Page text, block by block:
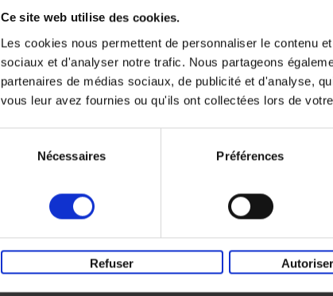
Ce site web utilise des cookies.
Les cookies nous permettent de personnaliser le contenu
sociaux et d'analyser notre trafic. Nous partageons
partenaires de médias sociaux, de publicité et d'analyse,
vous leur avez fournies ou qu'ils ont collectées lors de
Nécessaires Préférences
Refuser